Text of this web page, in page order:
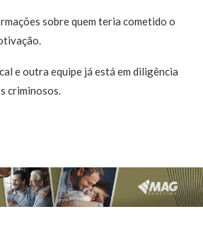
sobre quem teria cometido o
e outra equipe já está em diligência
criminosos.